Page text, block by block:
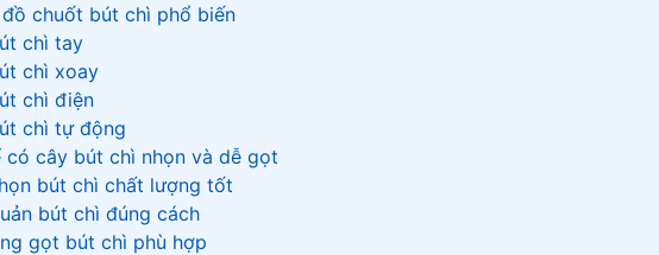
chuốt bút chì phổ biến
chì tay
chì xoay
chì điện
chì tự động
có cây bút chì nhọn và dễ gọt
bút chì chất lượng tốt
bút chì đúng cách
gọt bút chì phù hợp